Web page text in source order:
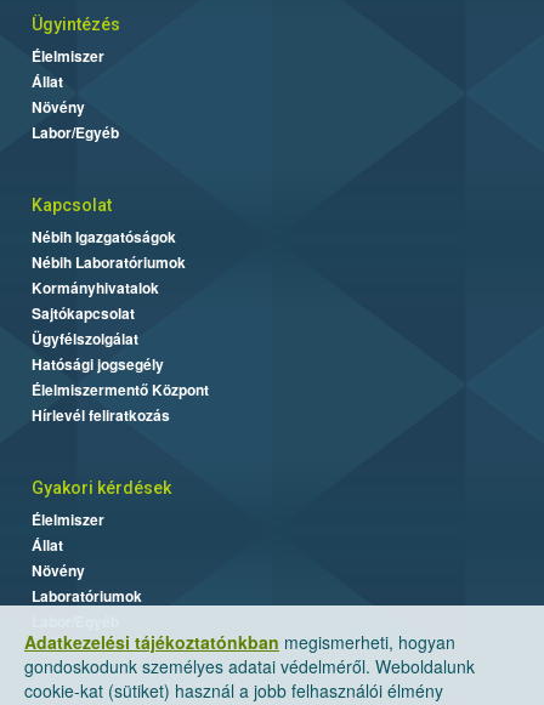
Adatkezelési tájékoztatónkban megismerheti, hogyan
gondoskodunk személyes adatai védelméről. Weboldalunk
cookie-kat (sütiket) használ a jobb felhasználói élmény
Ügyintézés
Élelmiszer
Állat
Növény
Labor/Egyéb
Kapcsolat
Nébih Igazgatóságok
Nébih Laboratóriumok
Kormányhivatalok
Sajtókapcsolat
Ügyfélszolgálat
Hatósági jogsegély
Élelmiszermentő Központ
Hírlevél feliratkozás
Gyakori kérdések
Élelmiszer
Állat
Növény
Laboratóriumok